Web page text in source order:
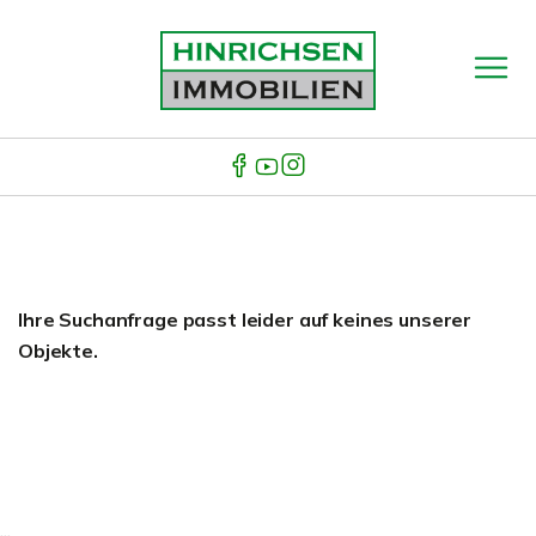
Ihre Suchanfrage passt leider auf keines unserer
Objekte.
...